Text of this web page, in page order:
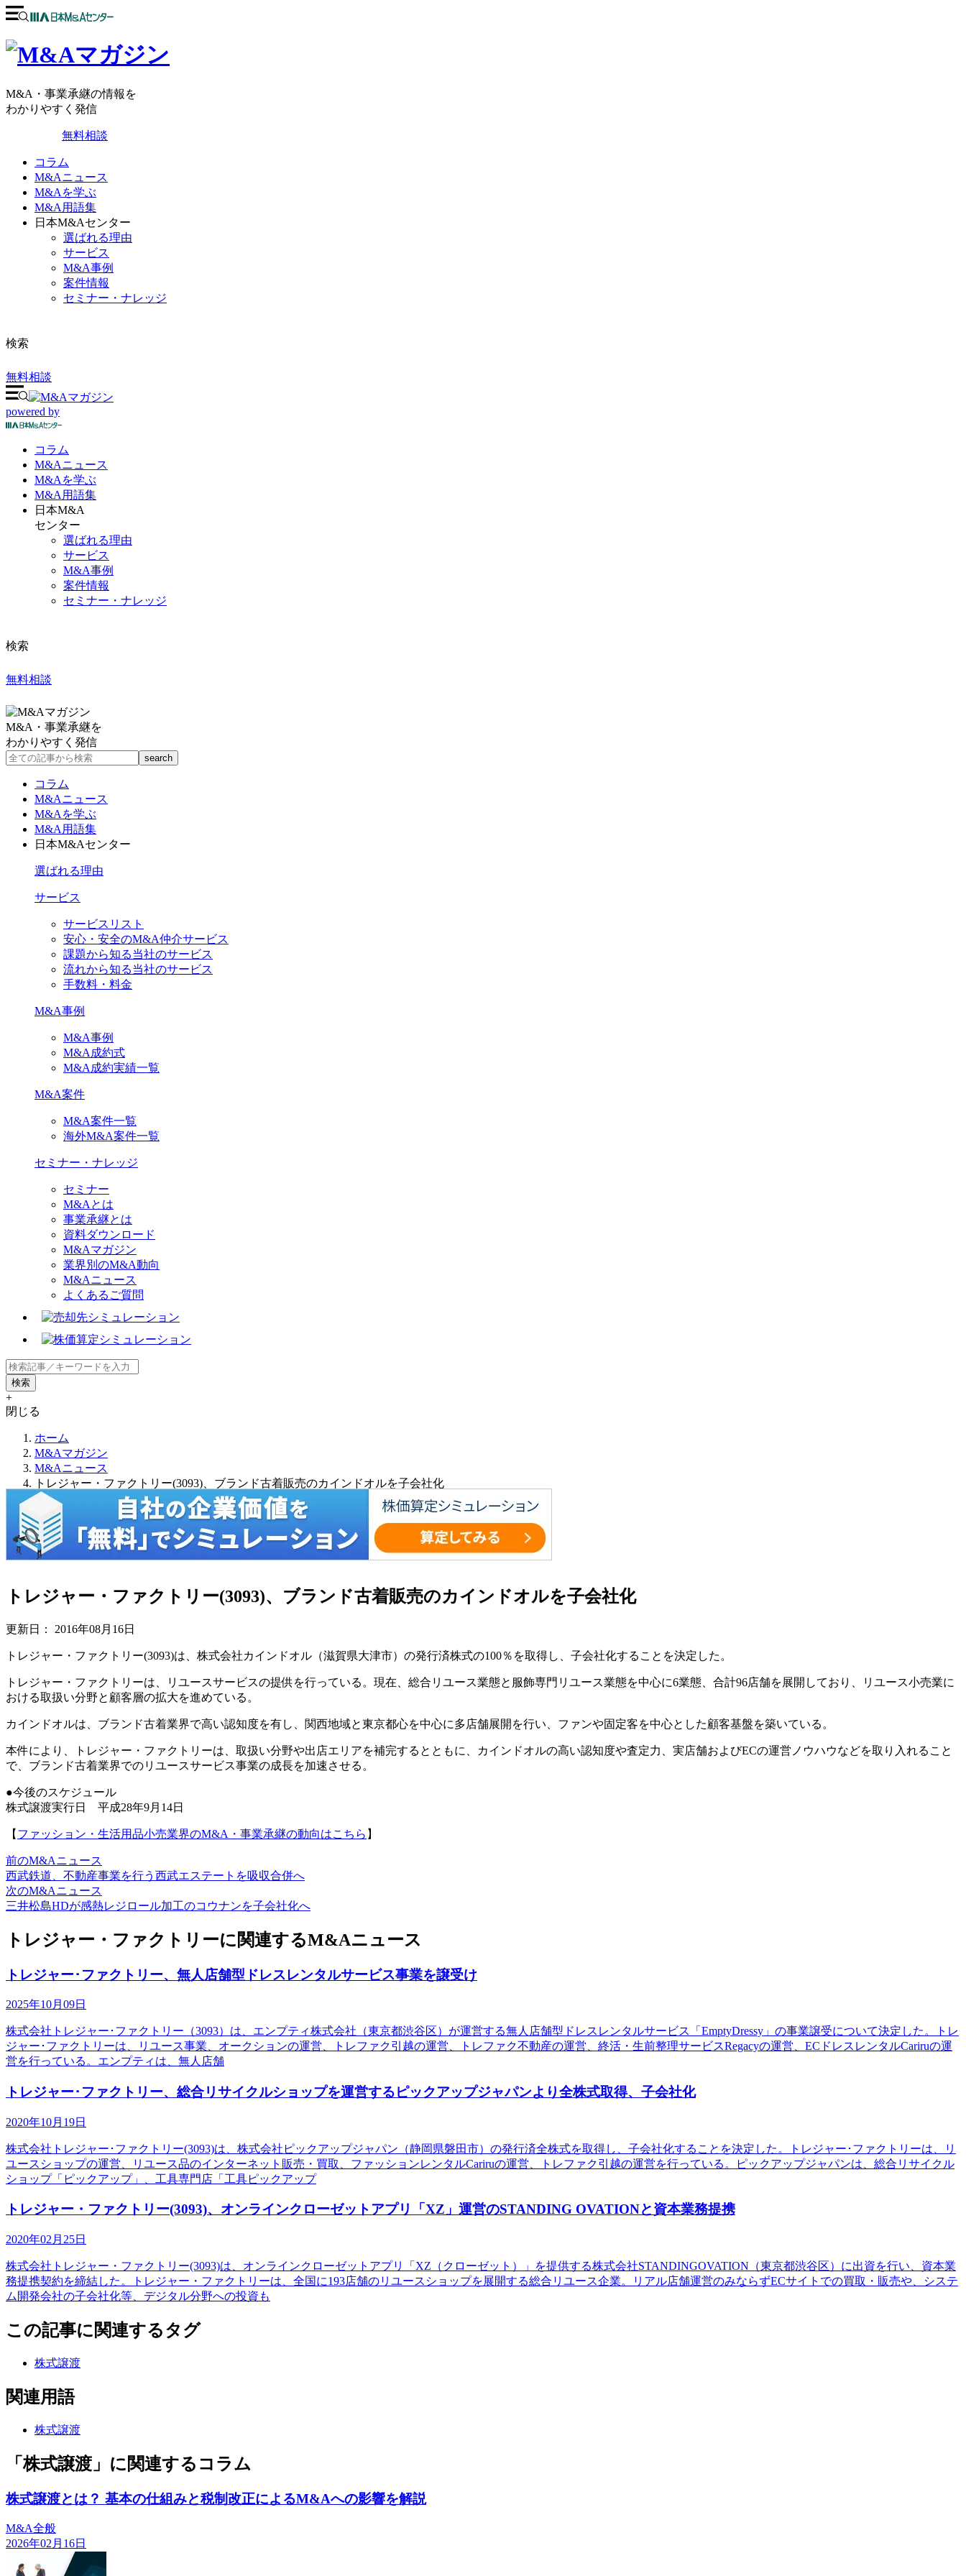
M&A・事業承継の情報を
わかりやすく発信
無料相談
コラム
M&Aニュース
M&Aを学ぶ
M&A用語集
日本M&Aセンター
選ばれる理由
サービス
M&A事例
案件情報
セミナー・ナレッジ
検索
無料相談
powered by
コラム
M&Aニュース
M&Aを学ぶ
M&A 用語集
日本M&A
センター
選ばれる理由
サービス
M&A事例
案件情報
セミナー・ナレッジ
検索
無料相談
M&A・事業承継を
わかりやすく発信
コラム
M&Aニュース
M&Aを学ぶ
M&A用語集
日本M&Aセンター
選ばれる理由
サービス
サービスリスト
安心・安全のM&A仲介サービス
課題から知る当社のサービス
流れから知る当社のサービス
手数料・料金
M&A事例
M&A事例
M&A成約式
M&A成約実績一覧
M&A案件
M&A案件一覧
海外M&A案件一覧
セミナー・ナレッジ
セミナー
M&Aとは
事業承継とは
資料ダウンロード
M&Aマガジン
業界別のM&A動向
M&Aニュース
よくあるご質問
+
閉じる
ホーム
M&Aマガジン
M&Aニュース
トレジャー・ファクトリー(3093)、ブランド古着販売のカインドオルを子会社化
トレジャー・ファクトリー(3093)、ブランド古着販売のカインドオルを子会社化
更新日： 2016年08月16日
トレジャー・ファクトリー(3093)は、株式会社カインドオル（滋賀県大津市）の発行済株式の100％を取得し、子会社化することを決定した。
トレジャー・ファクトリーは、リユースサービスの提供を行っている。現在、総合リユース業態と服飾専門リユース業態を中心に6業態、合計96店舗を展開しており、リユース小売業に
おける取扱い分野と顧客層の拡大を進めている。
カインドオルは、ブランド古着業界で高い認知度を有し、関西地域と東京都心を中心に多店舗展開を行い、ファンや固定客を中心とした顧客基盤を築いている。
本件により、トレジャー・ファクトリーは、取扱い分野や出店エリアを補完するとともに、カインドオルの高い認知度や査定力、実店舗およびECの運営ノウハウなどを取り入れること
で、ブランド古着業界でのリユースサービス事業の成長を加速させる。
●今後のスケジュール
株式譲渡実行日 平成28年9月14日
【 ファッション・生活用品小売業界のM&A・事業承継の動向はこちら 】
前のM&Aニュース
西武鉄道、不動産事業を行う西武エステートを吸収合併へ
次のM&Aニュース
三井松島HDが感熱レジロール加工のコウナンを子会社化へ
トレジャー・ファクトリーに関連するM&Aニュース
トレジャー･ファクトリー、無人店舗型ドレスレンタルサービス事業を譲受け
2025年10月09日
株式会社トレジャー･ファクトリー（3093）は、エンプティ株式会社（東京都渋谷区）が運営する無人店舗型ドレスレンタルサービス「EmptyDressy」の事業譲受について決定した。トレ
ジャー･ファクトリーは、リユース事業、オークションの運営、トレファク引越の運営、トレファク不動産の運営、終活・生前整理サービスRegacyの運営、ECドレスレンタルCariruの運
営を行っている。エンプティは、無人店舗
トレジャー･ファクトリー、総合リサイクルショップを運営するピックアップジャパンより全株式取得、子会社化
2020年10月19日
株式会社トレジャー･ファクトリー(3093)は、株式会社ピックアップジャパン（静岡県磐田市）の発行済全株式を取得し、子会社化することを決定した。トレジャー･ファクトリーは、リ
ユースショップの運営、リユース品のインターネット販売・買取、ファッションレンタルCariruの運営、トレファク引越の運営を行っている。ピックアップジャパンは、総合リサイクル
ショップ「ピックアップ」、工具専門店「工具ピックアップ
トレジャー・ファクトリー(3093)、オンラインクローゼットアプリ「XZ」運営のSTANDING OVATIONと資本業務提携
2020年02月25日
株式会社トレジャー・ファクトリー(3093)は、オンラインクローゼットアプリ「XZ（クローゼット）」を提供する株式会社STANDINGOVATION（東京都渋谷区）に出資を行い、資本業
務提携契約を締結した。トレジャー・ファクトリーは、全国に193店舗のリユースショップを展開する総合リユース企業。リアル店舗運営のみならずECサイトでの買取・販売や、システ
ム開発会社の子会社化等、デジタル分野への投資も
この記事に関連するタグ
株式譲渡
関連用語
株式譲渡
「株式譲渡」に関連するコラム
株式譲渡とは？ 基本の仕組みと税制改正によるM&Aへの影響を解説
M&A全般
2026年02月16日